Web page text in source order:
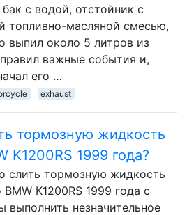
с водой, отстойник с
топливно-масляной смесью,
выпил около 5 литров из
важные события и,
его …
exhaust
тормозную жидкость
K1200RS 1999 года?
слить тормозную жидкость
K1200RS 1999 года с
выполнить незначительное